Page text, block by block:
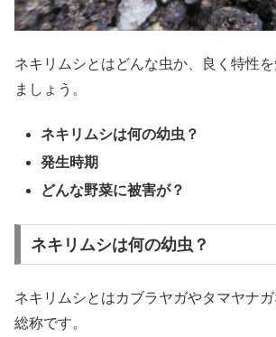
ネキリムシとはどんな虫か、良く特性
ましょう。
ネキリムシは何の幼虫？
発生時期
どんな野菜に被害が？
ネキリムシは何の幼虫？
ネキリムシとはカブラヤガやタマヤナ
総称です。